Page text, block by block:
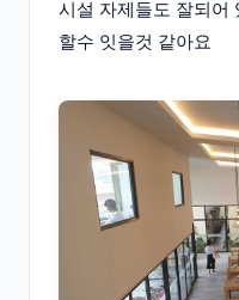
시설 자제들도 잘되어
할수 잇을것 같아요